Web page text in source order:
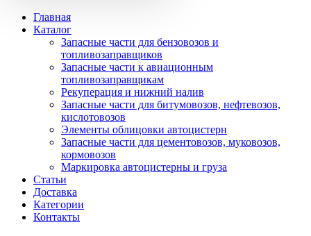
Главная
Каталог
Запасные части для бензовозов и
топливозаправщиков
Запасные части к авиационным
топливозаправщикам
Рекуперация и нижний налив
Запасные части для битумовозов, нефтевозов,
кислотовозов
Элементы облицовки автоцистерн
Запасные части для цементовозов, муковозов,
кормовозов
Маркировка автоцистерны и груза
Статьи
Доставка
Категории
Контакты